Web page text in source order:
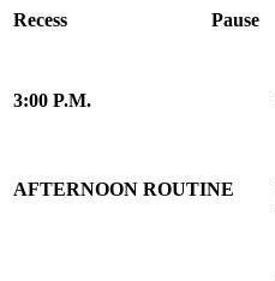
Recess Pause
3:00 P.M.
AFTERNOON ROUTINE